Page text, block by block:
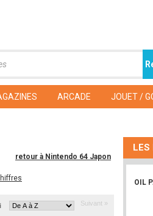
ARCADE JOUET /
retour à Nintendo 64 Japon
Suivant »
LES
OIL